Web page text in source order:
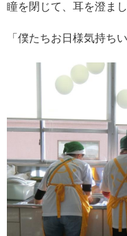
瞳を閉じて、耳を澄ま
「僕たちお日様気持ちい